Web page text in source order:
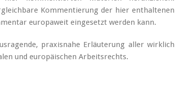
Kommentierung der hier enthaltenen
europaweit eingesetzt werden kann.
praxisnahe Erläuterung aller wirklich
und europäischen Arbeitsrechts.